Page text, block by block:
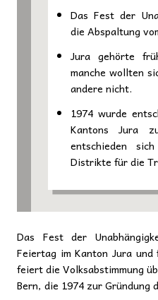
Das Fest der
die Abspaltung
Jura gehörte
manche wollten
andere nicht.
1974 wurde
Kantons Jura
entschieden
Distrikte für die
Das Fest der
Feiertag im Kanton Jura
feiert die Volksabstimmung
Bern, die 1974 zur Gründung